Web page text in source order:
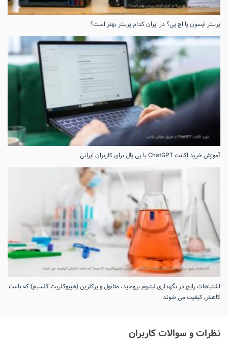
پرینتر اپسون یا اچ پی؟ در ایران کدام پرینتر بهتر است؟
آموزش خرید اکانت ChatGPT با پی پال برای کاربران ایرانی
اشتباهات رایج در نگهداری لیتیوم بروماید، متانول و پرکلرین (هیپوکلریت کلسیم) که باعث
کاهش کیفیت می‌ شوند
نظرات و سوالات کاربران